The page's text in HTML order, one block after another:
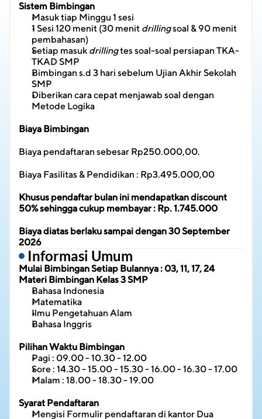
Sistem Bimbingan
Masuk tiap Minggu 1 sesi
1 Sesi 120 menit (30 menit drilling soal & 90 menit
pembahasan)
Setiap masuk drilling tes soal-soal persiapan TKA-
TKAD SMP
Bimbingan s.d 3 hari sebelum Ujian Akhir Sekolah
SMP
Diberikan cara cepat menjawab soal dengan
Metode Logika
Biaya Bimbingan
Biaya pendaftaran sebesar Rp250.000,00.
Biaya Fasilitas & Pendidikan : Rp3.495.000,00
Khusus pendaftar bulan ini mendapatkan discount
50% sehingga cukup membayar : Rp. 1.745.000
Biaya diatas berlaku sampai dengan 30 September
2026
Informasi Umum
Mulai Bimbingan Setiap Bulannya : 03, 11, 17, 24
Materi Bimbingan Kelas 3 SMP
Bahasa Indonesia
Matematika
Ilmu Pengetahuan Alam
Bahasa Inggris
Pilihan Waktu Bimbingan
Pagi : 09.00 - 10.30 - 12.00
Sore : 14.30 - 15.00 - 15.30 - 16.00 - 16.30 - 17.00
Malam : 18.00 - 18.30 - 19.00
Syarat Pendaftaran
Mengisi Formulir pendaftaran di kantor Dua